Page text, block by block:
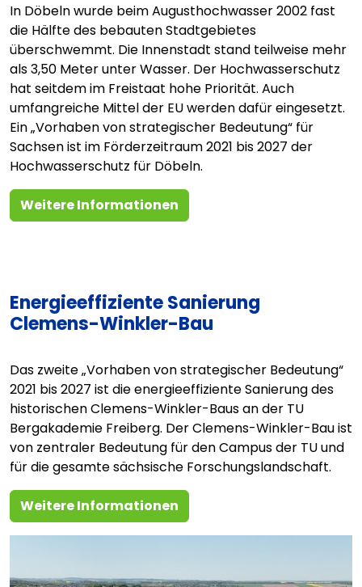
In Döbeln wurde beim Augusthochwasser 2002 fast
die Hälfte des bebauten Stadtgebietes
überschwemmt. Die Innenstadt stand teilweise mehr
als 3,50 Meter unter Wasser. Der Hochwasserschutz
hat seitdem im Freistaat hohe Priorität. Auch
umfangreiche Mittel der EU werden dafür eingesetzt.
Ein „Vorhaben von strategischer Bedeutung“ für
Sachsen ist im Förderzeitraum 2021 bis 2027 der
Hochwasserschutz für Döbeln.
Weitere Informationen
Energieeffiziente Sanierung
Clemens-Winkler-Bau
Das zweite „Vorhaben von strategischer Bedeutung“
2021 bis 2027 ist die energieeffiziente Sanierung des
historischen Clemens-Winkler-Baus an der TU
Bergakademie Freiberg. Der Clemens-Winkler-Bau ist
von zentraler Bedeutung für den Campus der TU und
für die gesamte sächsische Forschungslandschaft.
Weitere Informationen